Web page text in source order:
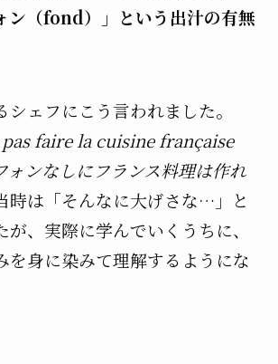
ン（fond）」という出汁の有無
ェフにこう言われました。
faire la cuisine française
ンなしにフランス料理は作れ
時は「そんなに大げさな…」と
、実際に学んでいくうちに、
を身に染みて理解するようにな